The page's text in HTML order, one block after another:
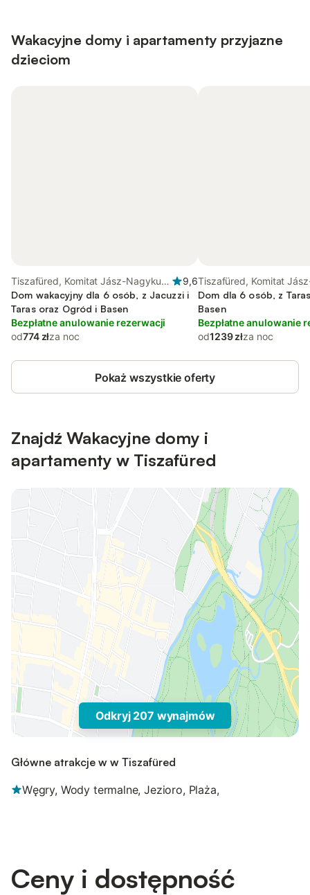
Wakacyjne domy i apartamenty przyjazne
dzieciom
Tiszafüred, Komitat Jász-Nagykun-
Szolnok
9,6
Dom wakacyjny dla 6 osób, z Jacuzzi i
Taras oraz Ogród i Basen
Bezpłatne anulowanie rezerwacji
od774 złza noc
Tiszafüred, Komitat
Szolnok
Dom dla 6 osób, z
Basen
Bezpłatne anulowanie
od1239 złza noc
Pokaż wszystkie oferty
Znajdź Wakacyjne domy i
apartamenty w Tiszafüred
Odkryj 207 wynajmów
Główne atrakcje w w Tiszafüred
Węgry, Wody termalne, Jezioro, Plaża,
Ceny i dostępność